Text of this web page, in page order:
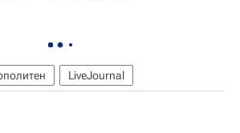
LiveJournal